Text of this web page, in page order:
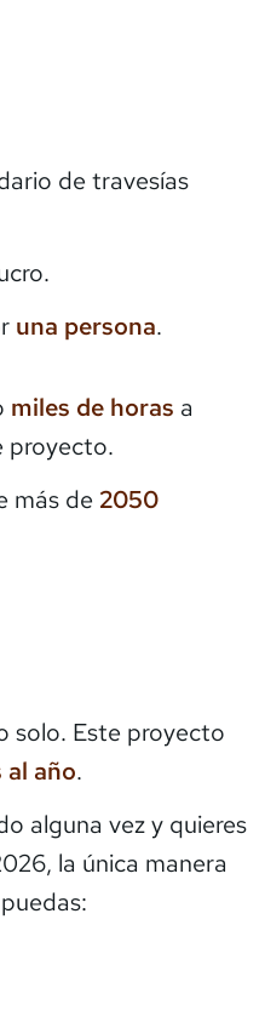
de travesías
una persona.
miles de horas a
proyecto.
más de 2050
solo. Este proyecto
al año.
alguna vez y quieres
la única manera